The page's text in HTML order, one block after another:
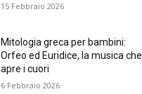
15 Febbraio 2026
Mitologia greca per bambini:
Orfeo ed Euridice, la musica che
apre i cuori
6 Febbraio 2026